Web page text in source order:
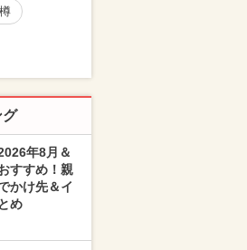
グ
年8月＆
すすめ！親
かけ先＆イ
め